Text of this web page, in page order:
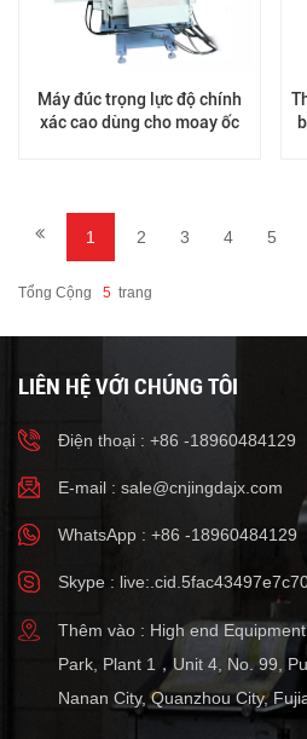
Máy đúc trọng lực độ chính
xác cao dùng cho moay ốc
1 2 3 4 5
Tổng Cộng 5 Trang
LIÊN HỆ VỚI CHÚNG TÔI
Điện thoại : +86 -18960484129
E-mail : sale@cnjingdajx.com
WhatsApp : +86 -18960484129
Skype :
Thêm vào : High end
Park, Plant 1，Unit 4, No. 99,
Nanan City, Quanzhou City,